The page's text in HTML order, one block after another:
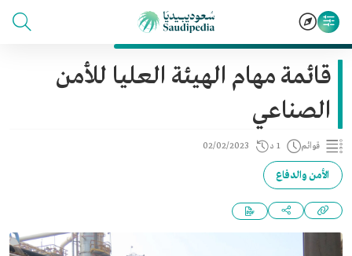
قائمة مهام الهيئة العليا للأمن
الصناعي
قوائم 1 د 02/02/2023
الأمن والدفاع